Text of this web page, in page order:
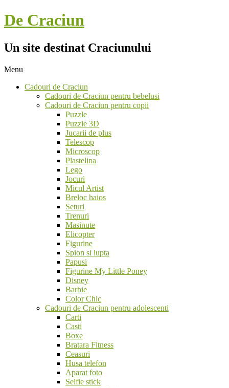
Skip
to
De Craciun
Un site destinat Craciunului
Navigation
Menu
Cadouri de Craciun
Cadouri de Craciun pentru bebelusi
Cadouri de Craciun pentru copii
Puzzle
Puzzle 3D
Jucarii de plus
Telescop
Microscop
Plastelina
Lego
Jocuri
Micul Artist
Breloc haios
Seturi
Trenuri
Masinute
Elicopter
Figurine
Spion si lupta
Papusi
Figurine My Little Poney
Disney
Barbie
Color Chic
Cadouri de Craciun pentru adolescenti
Carti
Casti
Boxe
Bratara Fitness
Ceasuri
Husa telefon
Aparat foto
Selfie stick